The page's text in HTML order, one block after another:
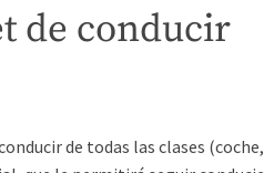
de conducir
de todas las clases